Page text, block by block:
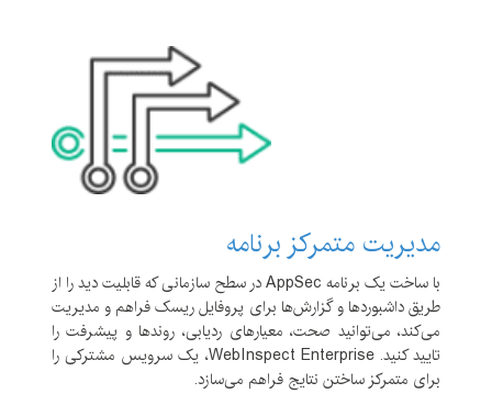
مدیریت متمرکز برنامه
با ساخت یک برنامه AppSec در سطح سازمانی که قابلیت دید را از
طریق داشبوردها و گزارش‌ها برای پروفایل ریسک فراهم و مدیریت
می‌کند، می‌توانید صحت، معیارهای ردیابی، روندها و پیشرفت را
تایید کنید. WebInspect Enterprise، یک سرویس مشترکی را
برای متمرکز ساختن نتایج فراهم می‌سازد.